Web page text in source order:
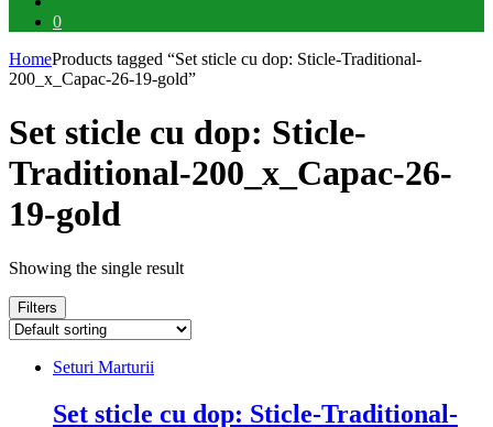
0
HomeProducts tagged “Set sticle cu dop: Sticle-Traditional-
200_x_Capac-26-19-gold”
Set sticle cu dop: Sticle-
Traditional-200_x_Capac-26-
19-gold
Showing the single result
Filters
Seturi Marturii
Set sticle cu dop: Sticle-Traditional-